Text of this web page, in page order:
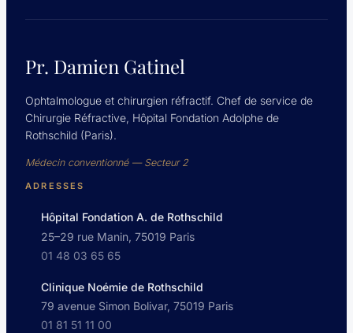
Fourth-
Spherical
J
Refract
Surg.
715
Pr. Damien Gatinel
Ophtalmologue et chirurgien réfractif. Chef de service de
Chirurgie Réfractive, Hôpital Fondation Adolphe de
Rothschild (Paris).
Médecin conventionné — Secteur 2
ADRESSES
Hôpital Fondation A. de Rothschild
25–29 rue Manin, 75019 Paris
01 48 03 65 65
Clinique Noémie de Rothschild
79 avenue Simon Bolivar, 75019 Paris
01 81 51 11 00